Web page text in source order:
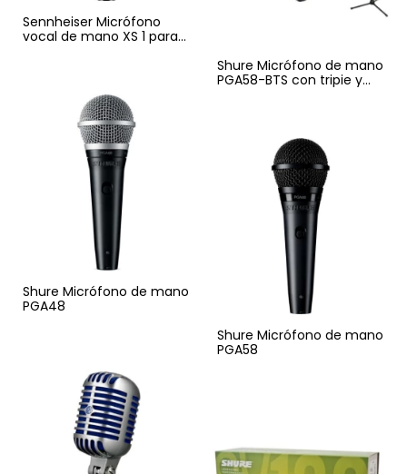
Sennheiser Micrófono
vocal de mano XS 1 para
Shure Micrófono de mano
PGA58-BTS con tripie y
Shure Micrófono de mano
PGA48
Shure Micrófono de mano
PGA58